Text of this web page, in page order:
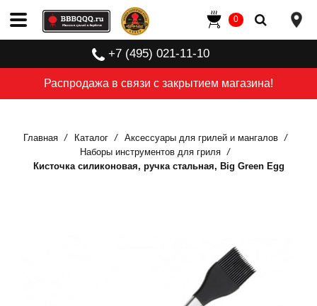
Распродажа в связи с закрытием магазина!
+7 (495) 021-11-10
0
Главная Каталог
Аксессуары для грилей и мангалов
Наборы инструментов для гриля
Кисточка силиконовая, ручка стальная, Big Green Egg